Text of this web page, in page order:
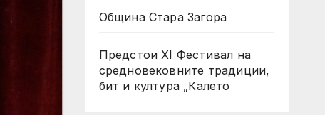
Община Стара Загора
Предстои XI Фестивал на
средновековните традиции,
бит и култура „Калето